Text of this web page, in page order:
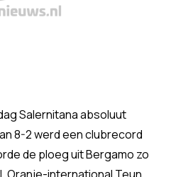
Salernitana absoluut
8-2 werd een clubrecord
de ploeg uit Bergamo zo